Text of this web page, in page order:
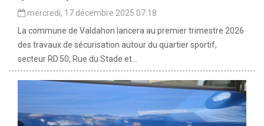
mercredi, 17 décembre 2025 07:18
La commune de Valdahon lancera au premier trimestre 2026
des travaux de sécurisation autour du quartier sportif,
secteur RD 50, Rue du Stade et...